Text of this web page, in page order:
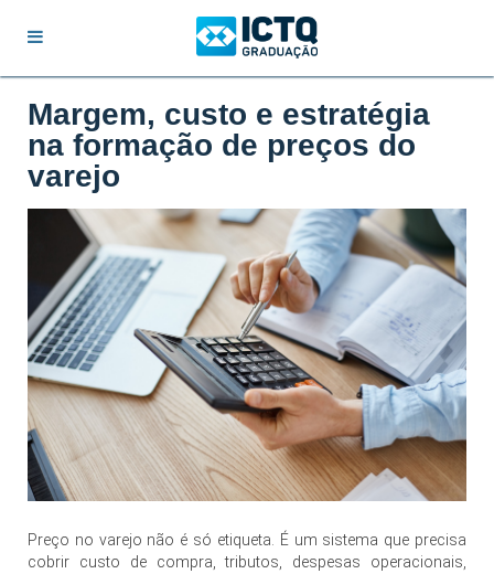
Margem, custo e estratégia
na formação de preços do
varejo
Preço no varejo não é só etiqueta. É um sistema que precisa
cobrir custo de compra, tributos, despesas operacionais,